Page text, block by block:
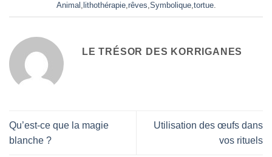
Animal , lithothérapie,rêves,Symbolique,tortue.
LE TRÉSOR DES KORRIGANES
Qu’est-ce que la magie
blanche ?
Utilisation des œufs dans
vos rituels